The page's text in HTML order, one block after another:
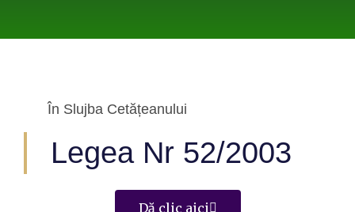
În Slujba Cetățeanului
Legea Nr 52/2003
Dă clic aici